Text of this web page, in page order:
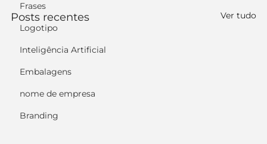
Frases
Logotipo
Inteligência Artificial
Embalagens
nome de empresa
Branding
Posts recentes Ver tudo